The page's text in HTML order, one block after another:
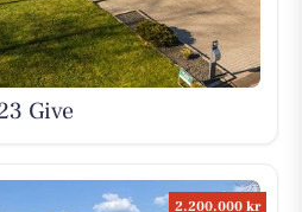
Give
2.200.000 kr